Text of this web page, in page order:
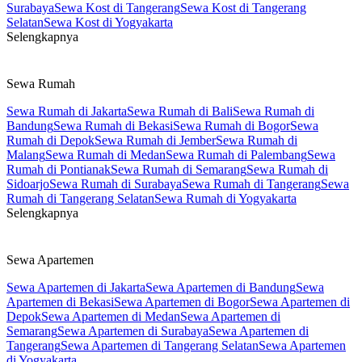
SurabayaSewa Kost di TangerangSewa Kost di Tangerang
SelatanSewa Kost di Yogyakarta
Selengkapnya
Sewa Rumah
Sewa Rumah di JakartaSewa Rumah di BaliSewa Rumah di
BandungSewa Rumah di BekasiSewa Rumah di BogorSewa
Rumah di DepokSewa Rumah di JemberSewa Rumah di
MalangSewa Rumah di MedanSewa Rumah di PalembangSewa
Rumah di PontianakSewa Rumah di SemarangSewa Rumah di
SidoarjoSewa Rumah di SurabayaSewa Rumah di TangerangSewa
Rumah di Tangerang SelatanSewa Rumah di Yogyakarta
Selengkapnya
Sewa Apartemen
Sewa Apartemen di JakartaSewa Apartemen di BandungSewa
Apartemen di BekasiSewa Apartemen di BogorSewa Apartemen di
DepokSewa Apartemen di MedanSewa Apartemen di
SemarangSewa Apartemen di SurabayaSewa Apartemen di
TangerangSewa Apartemen di Tangerang SelatanSewa Apartemen